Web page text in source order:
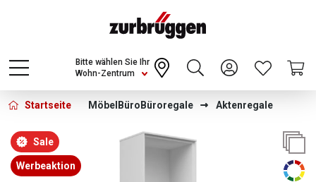
Choose a different country or region to see
content for your location and shop online
CONTINUE
Wohn-Zentrum
Bitte wählen Sie Ihr
Startseite Möbel Büro Büroregale Aktenregale
Bildergalerie überspringen
Sale
Werbeaktion